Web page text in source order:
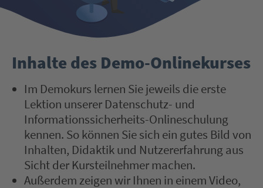
Inhalte des Demo-Onlinekurses
Im Demokurs lernen Sie jeweils die erste
Lektion unserer Datenschutz- und
Informationssicherheits-Onlineschulung
kennen. So können Sie sich ein gutes Bild von
Inhalten, Didaktik und Nutzererfahrung aus
Sicht der Kursteilnehmer machen.
Außerdem zeigen wir Ihnen in einem Video,